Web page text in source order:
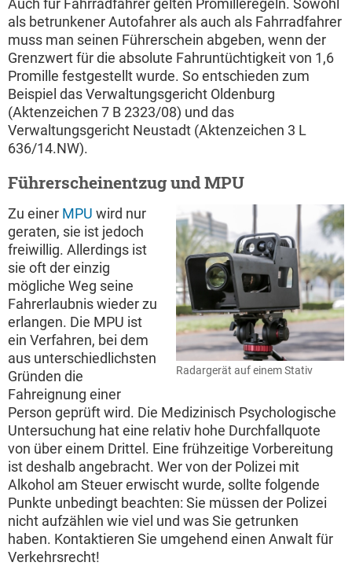
als betrunkener Autofahrer als auch als Fahrradfahrer
muss man seinen Führerschein abgeben, wenn der
Grenzwert für die absolute Fahruntüchtigkeit von 1,6
Promille festgestellt wurde. So entschieden zum
Beispiel das Verwaltungsgericht Oldenburg
(Aktenzeichen 7 B 2323/08) und das
Verwaltungsgericht Neustadt (Aktenzeichen 3 L
636/14.NW).
Führerscheinentzug und MPU
Radargerät auf einem Stativ
Zu einer MPU wird nur
geraten, sie ist jedoch
freiwillig. Allerdings ist
sie oft der einzig
mögliche Weg seine
Fahrerlaubnis wieder zu
erlangen. Die MPU ist
ein Verfahren, bei dem
aus unterschiedlichsten
Gründen die
Fahreignung einer
Person geprüft wird. Die Medizinisch Psychologische
Untersuchung hat eine relativ hohe Durchfallquote
von über einem Drittel. Eine frühzeitige Vorbereitung
ist deshalb angebracht. Wer von der Polizei mit
Alkohol am Steuer erwischt wurde, sollte folgende
Punkte unbedingt beachten: Sie müssen der Polizei
nicht aufzählen wie viel und was Sie getrunken
haben. Kontaktieren Sie umgehend einen Anwalt für
Verkehrsrecht!